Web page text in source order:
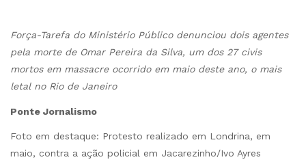
Força-Tarefa do Ministério Público denunciou dois agentes
pela morte de Omar Pereira da Silva, um dos 27 civis
mortos em massacre ocorrido em maio deste ano, o mais
letal no Rio de Janeiro
Ponte Jornalismo
Foto em destaque: Protesto realizado em Londrina, em
maio, contra a ação policial em Jacarezinho/Ivo Ayres